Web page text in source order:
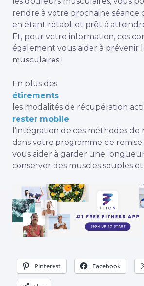
rendre à votre prochaine séance
en étant rétabli et prêt à
Et, pour votre information, ces
également vous aider à prévenir
musculaires !
En plus des
étirements
les modalités de récupération
rester mobile
l’intégration de ces méthodes
dans votre programme de
vous aider à garder une longueur
conserver des muscles souples et
Pinterest Facebook